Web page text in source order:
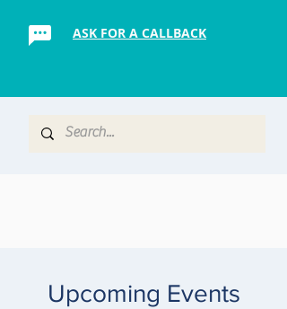
ASK FOR A CALLBACK
Upcoming Events